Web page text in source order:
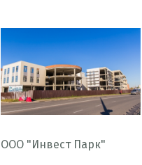
ООО "Инвест Парк"